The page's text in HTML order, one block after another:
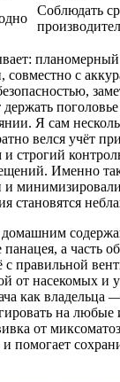
Соблюдать
с
Я сам
велся учёт
строгий
Именно
и
становятся
домашним
а часть
с правильной
от насекомых и
как владельца
на любые
от
помогает